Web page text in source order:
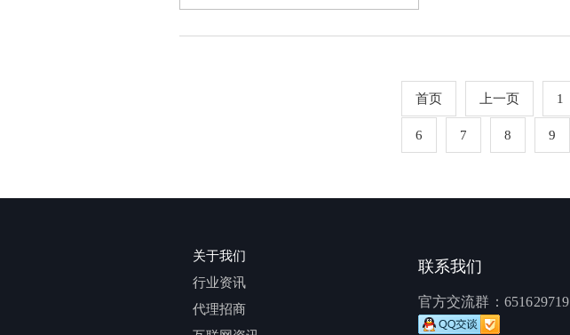
首页 上一页 1
6 7 8 9
关于我们
行业资讯
代理招商
联系我们
官方交流群： 651629719